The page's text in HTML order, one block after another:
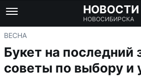
НОВОСТИ
НОВОСИБИРСКА
ВЕСНА
Букет на последний
советы по выбору и